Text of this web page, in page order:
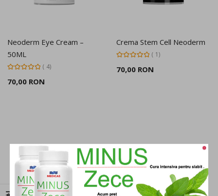
Neoderm Eye Cream –
50ML
Rating:
100%
4
70,00 RON
Crema Stem Cell Neoderm
Rating:
100%
1
70,00 RON